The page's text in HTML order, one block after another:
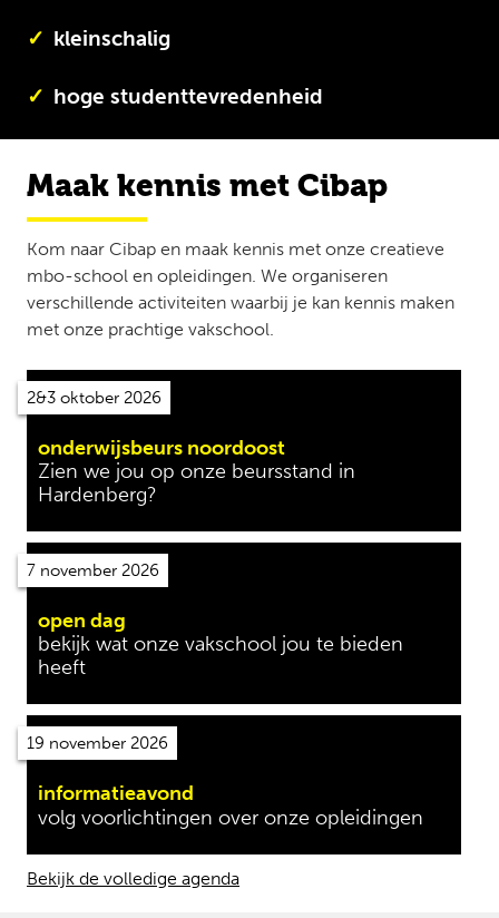
kleinschalig
hoge studenttevredenheid
Maak kennis met Cibap
Kom naar Cibap en maak kennis met onze creatieve
mbo-school en opleidingen. We organiseren
verschillende activiteiten waarbij je kan kennis maken
met onze prachtige vakschool.
2&3 oktober 2026
onderwijsbeurs noordoost
Zien we jou op onze beursstand in
Hardenberg?
7 november 2026
open dag
bekijk wat onze vakschool jou te bieden
heeft
19 november 2026
informatieavond
volg voorlichtingen over onze opleidingen
Bekijk de volledige agenda